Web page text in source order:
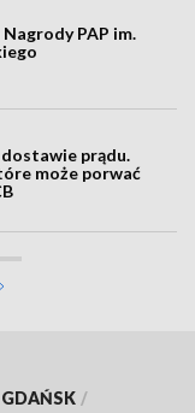
Nagrody PAP im.
prądu.
może porwać
GDAŃSK /